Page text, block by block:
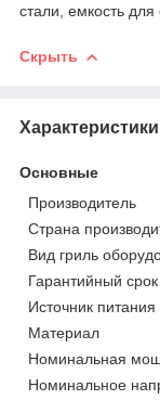
стали, емкость
Скрыть
Характеристики
Основные
Производитель
Страна
Вид гриль
Гарантийный срок
Источник питания
Материал
Номинальная
Номинальное